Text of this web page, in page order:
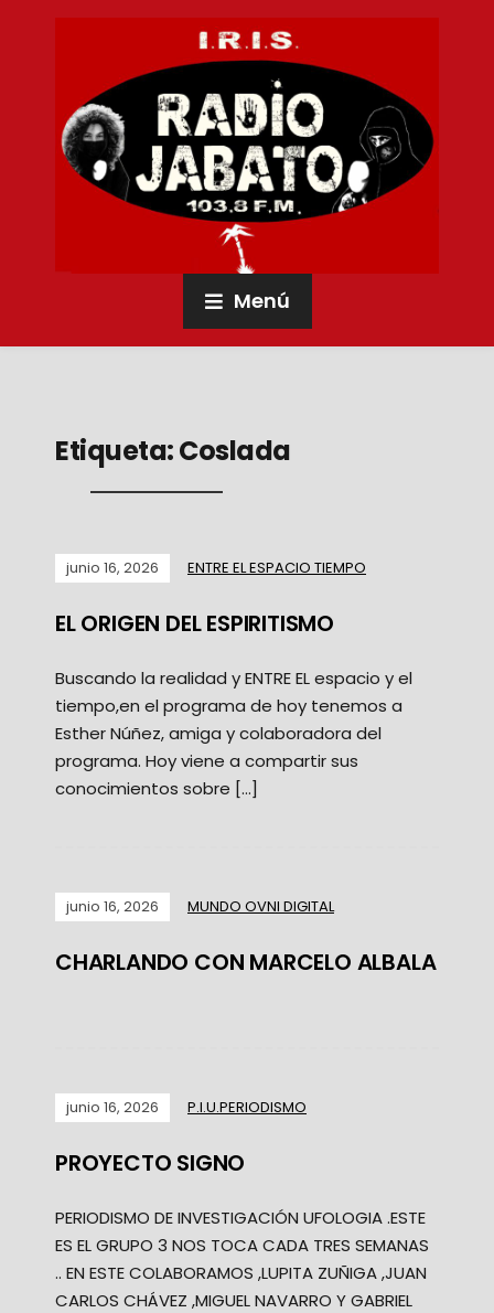
Menú
Etiqueta:Coslada
junio 16, 2026 ENTRE EL ESPACIO TIEMPO
EL ORIGEN DEL ESPIRITISMO
Buscando la realidad y ENTRE EL espacio y el
tiempo,en el programa de hoy tenemos a
Esther Núñez, amiga y colaboradora del
programa. Hoy viene a compartir sus
conocimientos sobre […]
junio 16, 2026 MUNDO OVNI DIGITAL
CHARLANDO CON MARCELO ALBALA
junio 16, 2026 P.I.U.PERIODISMO
PROYECTO SIGNO
PERIODISMO DE INVESTIGACIÓN UFOLOGIA .ESTE
ES EL GRUPO 3 NOS TOCA CADA TRES SEMANAS
.. EN ESTE COLABORAMOS ,LUPITA ZUÑIGA ,JUAN
CARLOS CHÁVEZ ,MIGUEL NAVARRO Y GABRIEL